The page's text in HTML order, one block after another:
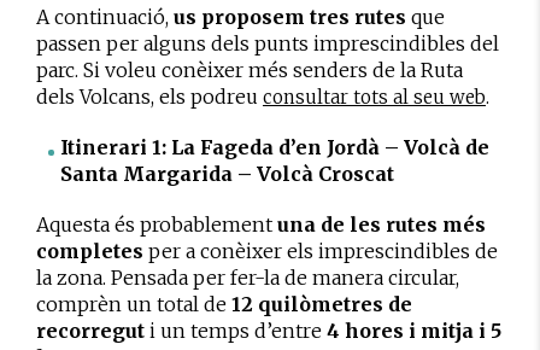
A continuació, us proposem tres rutes que
passen per alguns dels punts imprescindibles del
parc. Si voleu conèixer més senders de la Ruta
dels Volcans, els podreu consultar tots al seu web.
Itinerari 1: La Fageda d’en Jordà – Volcà de
Santa Margarida – Volcà Croscat
Aquesta és probablement una de les rutes més
completes per a conèixer els imprescindibles de
la zona. Pensada per fer-la de manera circular,
comprèn un total de 12 quilòmetres de
recorregut i un temps d’entre 4 hores i mitja i 5